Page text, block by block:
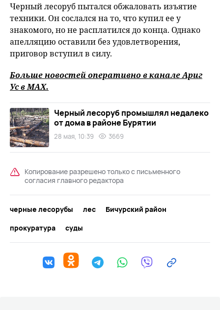
Черный лесоруб пытался обжаловать изъятие
техники. Он сослался на то, что купил ее у
знакомого, но не расплатился до конца. Однако
апелляцию оставили без удовлетворения,
приговор вступил в силу.
Больше новостей оперативно в канале Ариг
Ус вMAХ.
Черный лесоруб промышлял недалеко
от дома в районе Бурятии
28 мая, 10:39 3669
Копирование разрешено только с письменного
согласия главного редактора
черные лесорубы лес
Бичурский район
прокуратура
суды